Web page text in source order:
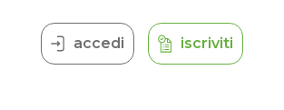
accedi iscriviti